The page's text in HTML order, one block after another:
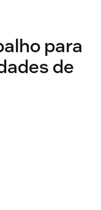
para
de